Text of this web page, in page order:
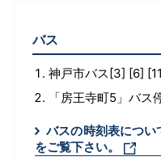
バス
神戸市バス[3] [6]
「房王寺町5」バ
バスの時刻表につ
をご覧下さい。